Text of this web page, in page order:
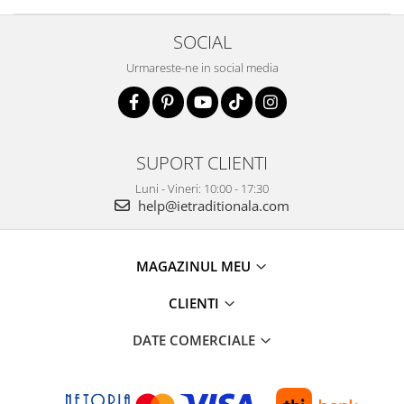
SOCIAL
Urmareste-ne in social media
SUPORT CLIENTI
Luni - Vineri: 10:00 - 17:30
help@ietraditionala.com
MAGAZINUL MEU
CLIENTI
DATE COMERCIALE